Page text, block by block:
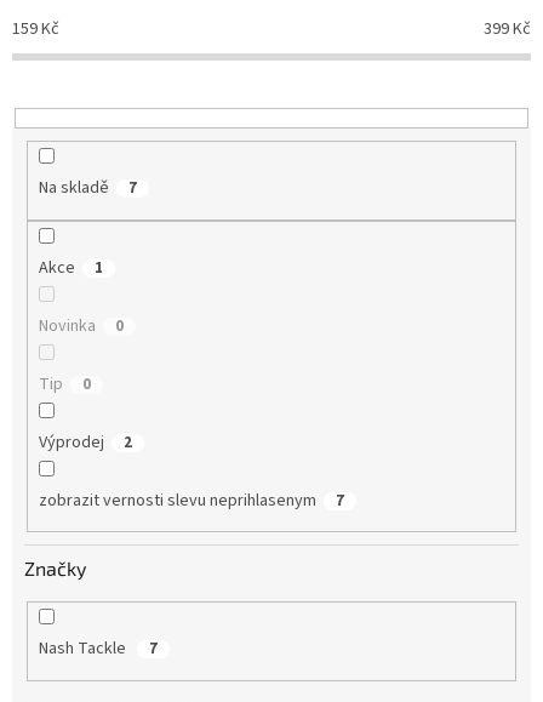
p
r
o
u
159Kč 399Kč
Na skladě 7
Akce 1
Novinka 0
Tip 0
Výprodej 2
zobrazit vernosti slevu neprihlasenym 7
Značky
Nash Tackle 7